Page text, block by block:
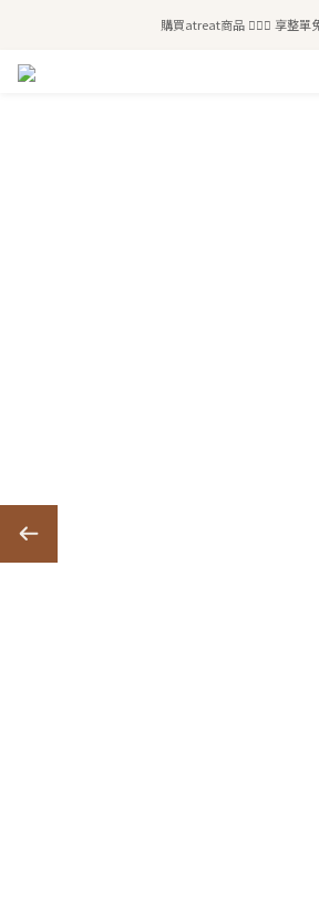
全站滿$2,500免運｜6/30前 含新品滿
購買atreat商品 💆🏻‍♀️ 享整單